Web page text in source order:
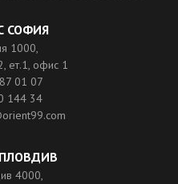
СОФИЯ
1000,
ет.1, офис 1
01 07
144 34
4000,